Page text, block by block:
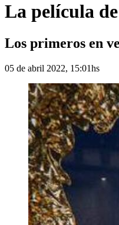
La película
Los primeros en
05 de abril 2022, 15:01hs